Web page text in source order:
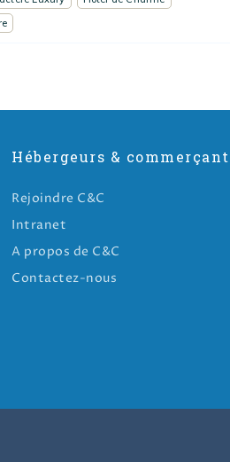
Hébergeurs &
Rejoindre C&C
Intranet
A propos de C&C
Contactez-nous